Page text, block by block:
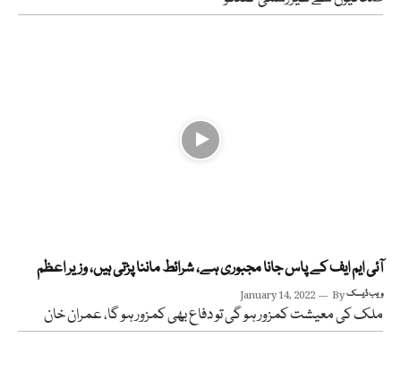
آئی ایم ایف کے پاس جانا مجبوری ہے، شرائط ماننا پڑتی ہیں، وزیر اعظم
January 14, 2022 Byویب ڈیسک
ملک کی معیشت کمزور ہو گی تو دفاع بھی کمزور ہو گا، عمران خان